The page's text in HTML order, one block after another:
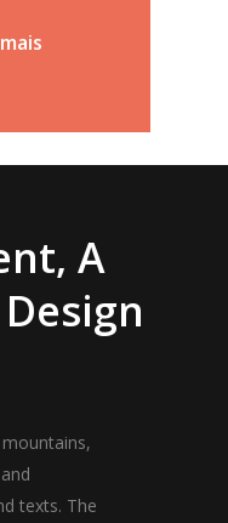
A
texts. The